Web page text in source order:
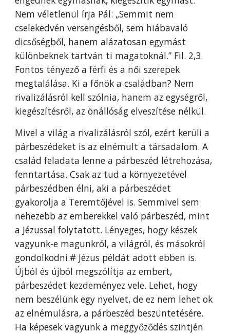
Nem véletlenül írja Pál: „Semmit nem
cselekedvén versengésből, sem hiábavaló
dicsőségből, hanem alázatosan egymást
különbeknek tartván ti magatoknál.” Fil. 2,3.
Fontos tényező a férfi és a női szerepek
megtalálása. Ki a főnök a családban? Nem
rivalizálásról kell szólnia, hanem az egységről,
kiegészítésről, az önállóság elveszítése nélkül.
Mivel a világ a rivalizálásról szól, ezért kerüli a
párbeszédeket is az elnémult a társadalom. A
család feladata lenne a párbeszéd létrehozása,
fenntartása. Csak az tud a környezetével
párbeszédben élni, aki a párbeszédet
gyakorolja a Teremtőjével is. Semmivel sem
nehezebb az emberekkel való párbeszéd, mint
a Jézussal folytatott. Lényeges, hogy készek
vagyunk-e magunkról, a világról, és másokról
gondolkodni.# Jézus példát adott ebben is.
Újból és újból megszólítja az embert,
párbeszédet kezdeményez vele. Lehet, hogy
nem beszélünk egy nyelvet, de ez nem lehet ok
az elnémulásra, a párbeszéd beszüntetésére.
Ha képesek vagyunk a meggyőződés szintjén